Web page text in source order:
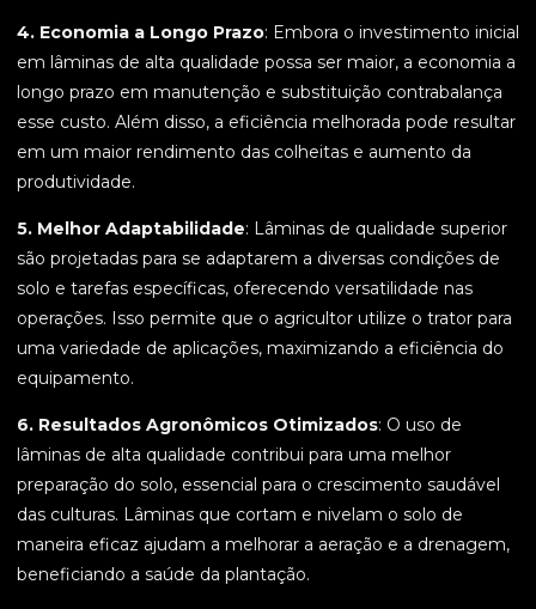
4. Economia a Longo Prazo: Embora o investimento inicial
em lâminas de alta qualidade possa ser maior, a economia a
longo prazo em manutenção e substituição contrabalança
esse custo. Além disso, a eficiência melhorada pode resultar
em um maior rendimento das colheitas e aumento da
produtividade.
5. Melhor Adaptabilidade: Lâminas de qualidade superior
são projetadas para se adaptarem a diversas condições de
solo e tarefas específicas, oferecendo versatilidade nas
operações. Isso permite que o agricultor utilize o trator para
uma variedade de aplicações, maximizando a eficiência do
equipamento.
6. Resultados Agronômicos Otimizados: O uso de
lâminas de alta qualidade contribui para uma melhor
preparação do solo, essencial para o crescimento saudável
das culturas. Lâminas que cortam e nivelam o solo de
maneira eficaz ajudam a melhorar a aeração e a drenagem,
beneficiando a saúde da plantação.